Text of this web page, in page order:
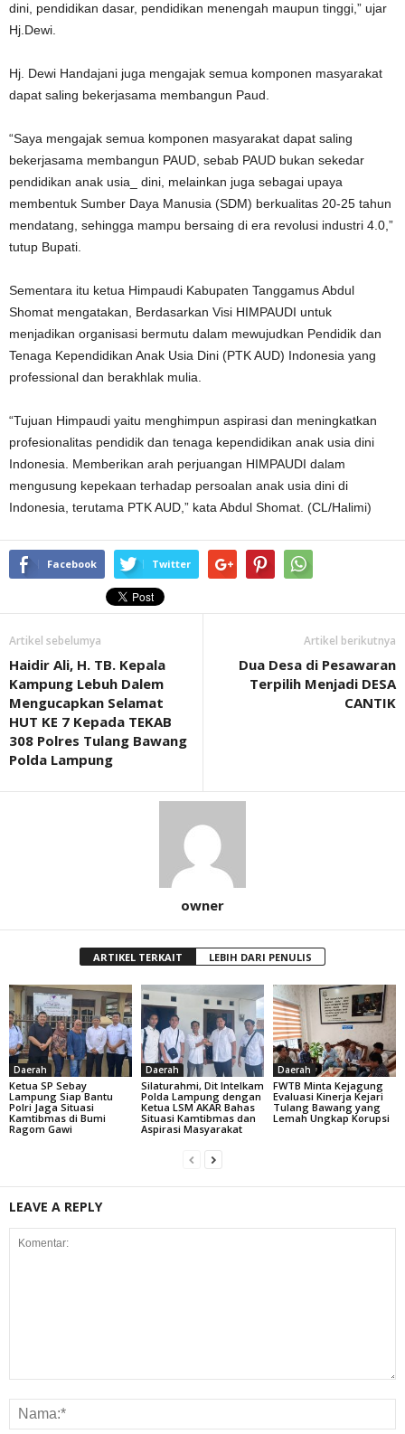
dini, pendidikan dasar, pendidikan menengah maupun tinggi,” ujar
Hj.Dewi.
Hj. Dewi Handajani juga mengajak semua komponen masyarakat
dapat saling bekerjasama membangun Paud.
“Saya mengajak semua komponen masyarakat dapat saling
bekerjasama membangun PAUD, sebab PAUD bukan sekedar
pendidikan anak usia_ dini, melainkan juga sebagai upaya
membentuk Sumber Daya Manusia (SDM) berkualitas 20-25 tahun
mendatang, sehingga mampu bersaing di era revolusi industri 4.0,”
tutup Bupati.
Sementara itu ketua Himpaudi Kabupaten Tanggamus Abdul
Shomat mengatakan, Berdasarkan Visi HIMPAUDI untuk
menjadikan organisasi bermutu dalam mewujudkan Pendidik dan
Tenaga Kependidikan Anak Usia Dini (PTK AUD) Indonesia yang
professional dan berakhlak mulia.
“Tujuan Himpaudi yaitu menghimpun aspirasi dan meningkatkan
profesionalitas pendidik dan tenaga kependidikan anak usia dini
Indonesia. Memberikan arah perjuangan HIMPAUDI dalam
mengusung kepekaan terhadap persoalan anak usia dini di
Indonesia, terutama PTK AUD,” kata Abdul Shomat. (CL/Halimi)
Facebook Twitter
Artikel sebelumya
Haidir Ali, H. TB. Kepala
Kampung Lebuh Dalem
Mengucapkan Selamat
HUT KE 7 Kepada TEKAB
308 Polres Tulang Bawang
Polda Lampung
Artikel berikutnya
Dua Desa di Pesawaran
Terpilih Menjadi DESA
CANTIK
owner
ARTIKEL TERKAIT LEBIH DARI PENULIS
Daerah
Ketua SP Sebay
Lampung Siap Bantu
Polri Jaga Situasi
Kamtibmas di Bumi
Ragom Gawi
Daerah
Silaturahmi, Dit Intelkam
Polda Lampung dengan
Ketua LSM AKAR Bahas
Situasi Kamtibmas dan
Aspirasi Masyarakat
Daerah
FWTB Minta Kejagung
Evaluasi Kinerja Kejari
Tulang Bawang yang
Lemah Ungkap Korupsi
LEAVE A REPLY